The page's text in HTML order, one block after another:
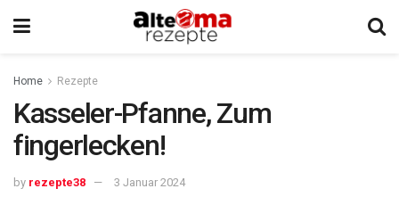
Home Rezepte
Kasseler-Pfanne, Zum
fingerlecken!
by rezepte38 3 Januar 2024